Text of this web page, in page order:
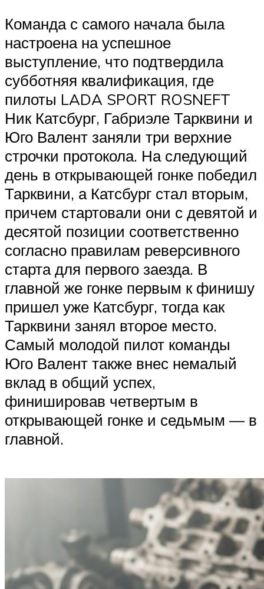
Команда с самого начала была
настроена на успешное
выступление, что подтвердила
субботняя квалификация, где
пилоты LADA SPORT ROSNEFT
Ник Катсбург, Габриэле Тарквини и
Юго Валент заняли три верхние
строчки протокола. На следующий
день в открывающей гонке победил
Тарквини, а Катсбург стал вторым,
причем стартовали они с девятой и
десятой позиции соответственно
согласно правилам реверсивного
старта для первого заезда. В
главной же гонке первым к финишу
пришел уже Катсбург, тогда как
Тарквини занял второе место.
Самый молодой пилот команды
Юго Валент также внес немалый
вклад в общий успех,
финишировав четвертым в
открывающей гонке и седьмым — в
главной.